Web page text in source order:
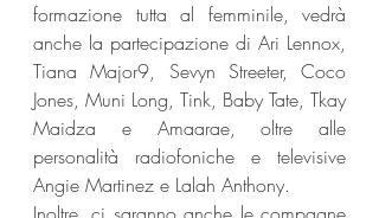
formazione tutta al femminile, vedrà
anche la partecipazione di Ari Lennox,
Tiana Major9, Sevyn Streeter, Coco
Jones, Muni Long, Tink, Baby Tate, Tkay
Maidza e Amaarae, oltre alle
personalità radiofoniche e televisive
Angie Martinez e Lalah Anthony.